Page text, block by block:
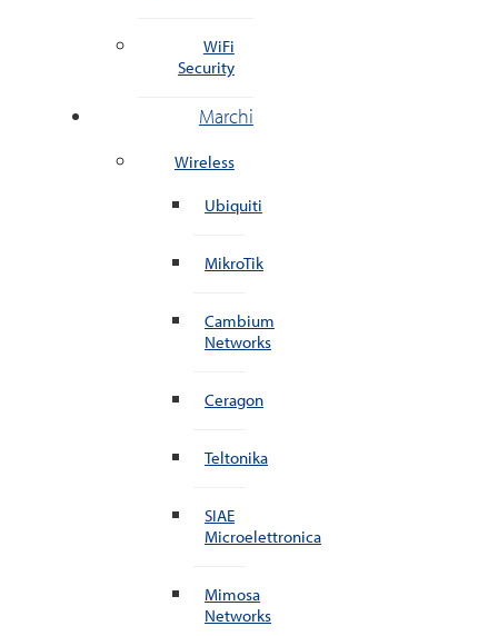
WiFi
Security
Marchi
Wireless
Ubiquiti
MikroTik
Cambium
Networks
Ceragon
Teltonika
SIAE
Microelettronica
Mimosa
Networks